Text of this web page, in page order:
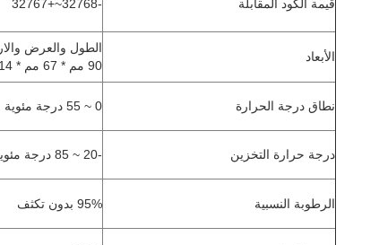
قيمة الكود المقابلة -32768~+32767
الأبعاد
الطول والعرض
90 مم * 67 مم * 14 مم
نطاق درجة الحرارة 0 ~ 55 درجة مئوية
درجة حرارة التخزين -20 ~ 85 درجة مئوية
الرطوبة النسبية 95% بدون تكثف